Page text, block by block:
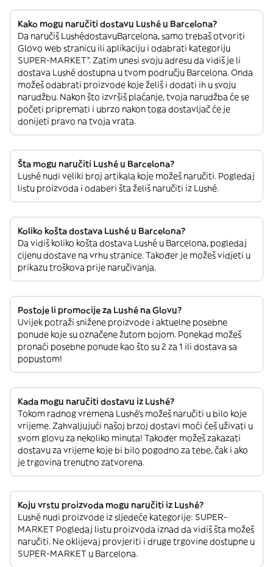
Kako mogu naručiti dostavu Lushé u Barcelona?
Da naručiš LushédostavuBarcelona, samo trebaš otvoriti
Glovo web stranicu ili aplikaciju i odabrati kategoriju
SUPER-MARKET”. Zatim unesi svoju adresu da vidiš je li
dostava Lushé dostupna u tvom području Barcelona. Onda
možeš odabrati proizvode koje želiš i dodati ih u svoju
narudžbu. Nakon što izvršiš plaćanje, tvoja narudžba će se
početi pripremati i ubrzo nakon toga dostavljač će je
donijeti pravo na tvoja vrata.
Šta mogu naručiti Lushé u Barcelona?
Lushé nudi veliki broj artikala koje možeš naručiti. Pogledaj
listu proizvoda i odaberi šta želiš naručiti iz Lushé.
Koliko košta dostava Lushé u Barcelona?
Da vidiš koliko košta dostava Lushé u Barcelona, pogledaj
cijenu dostave na vrhu stranice. Također je možeš vidjeti u
prikazu troškova prije naručivanja.
Postoje li promocije za Lushé na Glovu?
Uvijek potraži snižene proizvode i aktuelne posebne
ponude koje su označene žutom bojom. Ponekad možeš
pronaći posebne ponude kao što su 2 za 1 ili dostava sa
popustom!
Kada mogu naručiti dostavu iz Lushé?
Tokom radnog vremena Lushé’s možeš naručiti u bilo koje
vrijeme. Zahvaljujući našoj brzoj dostavi moći ćeš uživati u
svom glovu za nekoliko minuta! Također možeš zakazati
dostavu za vrijeme koje bi bilo pogodno za tebe, čak i ako
je trgovina trenutno zatvorena.
Koju vrstu proizvoda mogu naručiti iz Lushé?
Lushé nudi proizvode iz sljedeće kategorije: SUPER-
MARKET Pogledaj listu proizvoda iznad da vidiš šta možeš
naručiti. Ne oklijevaj provjeriti i druge trgovine dostupne u
SUPER-MARKET u Barcelona.